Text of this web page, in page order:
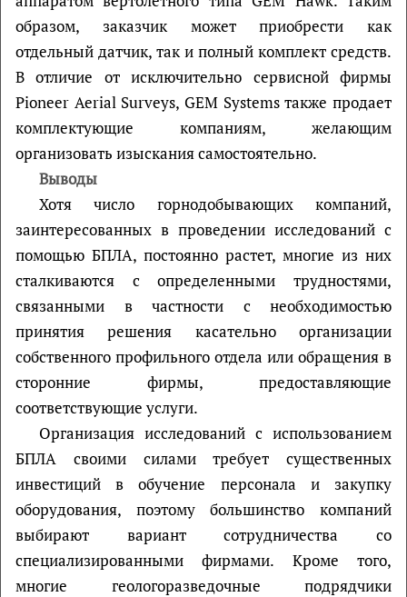
образом, заказчик может приобрести как
отдельный датчик, так и полный комплект средств.
В отличие от исключительно сервисной фирмы
Pioneer Aerial Surveys, GEM Systems также продает
комплектующие компаниям, желающим
организовать изыскания самостоятельно.
Выводы
Хотя число горнодобывающих компаний,
заинтересованных в проведении исследований с
помощью БПЛА, постоянно растет, многие из них
сталкиваются с определенными трудностями,
связанными в частности с необходимостью
принятия решения касательно организации
собственного профильного отдела или обращения в
сторонние фирмы, предоставляющие
соответствующие услуги.
Организация исследований с использованием
БПЛА своими силами требует существенных
инвестиций в обучение персонала и закупку
оборудования, поэтому большинство компаний
выбирают вариант сотрудничества со
специализированными фирмами. Кроме того,
многие геологоразведочные подрядчики